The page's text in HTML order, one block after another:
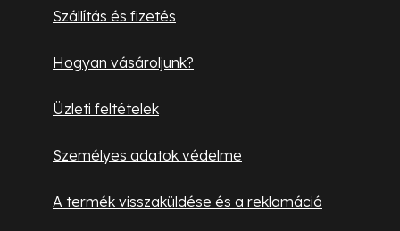
Szállítás és fizetés
Hogyan vásároljunk?
Üzleti feltételek
Személyes adatok védelme
A termék visszaküldése és a reklamáció